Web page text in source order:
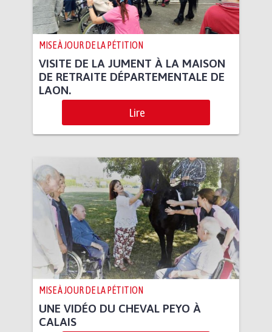
MISE À JOUR DE LA PÉTITION
VISITE DE LA JUMENT À LA MAISON
DE RETRAITE DÉPARTEMENTALE DE
LAON.
Lire
MISE À JOUR DE LA PÉTITION
UNE VIDÉO DU CHEVAL PEYO À
CALAIS